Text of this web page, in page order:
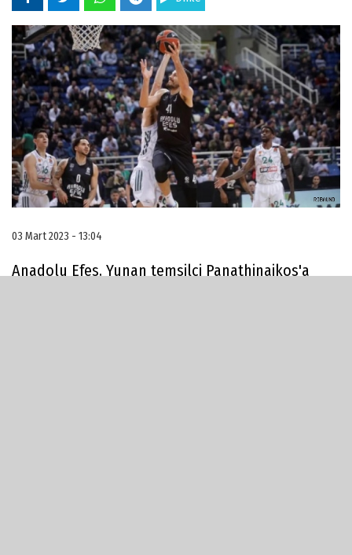
03 Mart 2023 - 13:04
Anadolu Efes, Yunan temsilci Panathinaikos'a